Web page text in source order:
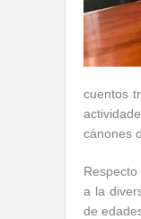
cuentos
cánones
a la
de